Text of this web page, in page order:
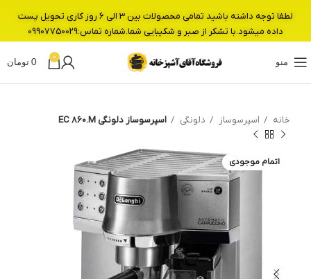
منو
0
0 تومان
خانه اسپرسوساز دلونگی اسپرسوساز دلونگی EC 860.M
اتمام موجودی
لطفا توجه داشته باشید تمامی محصولات بین 3 الی 6 روز کاری تحویل پست
داده میشود.با تشکر از صبر و شکیبایی شما.شماره تماس:09907750029